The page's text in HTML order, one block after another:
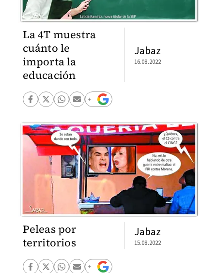
La 4T muestra
cuánto le
importa la
educación
Jabaz
16.08.2022
Peleas por
territorios
Jabaz
15.08.2022